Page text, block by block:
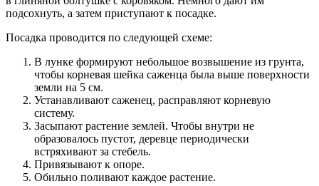
подсохнуть, а затем приступают к посадке.
Посадка проводится по следующей схеме:
В лунке формируют небольшое возвышение из грунта,
чтобы корневая шейка саженца была выше поверхности
земли на 5 см.
Устанавливают саженец, расправляют корневую
систему.
Засыпают растение землей. Чтобы внутри не
образовалось пустот, деревце периодически
встряхивают за стебель.
Привязывают к опоре.
Обильно поливают каждое растение.